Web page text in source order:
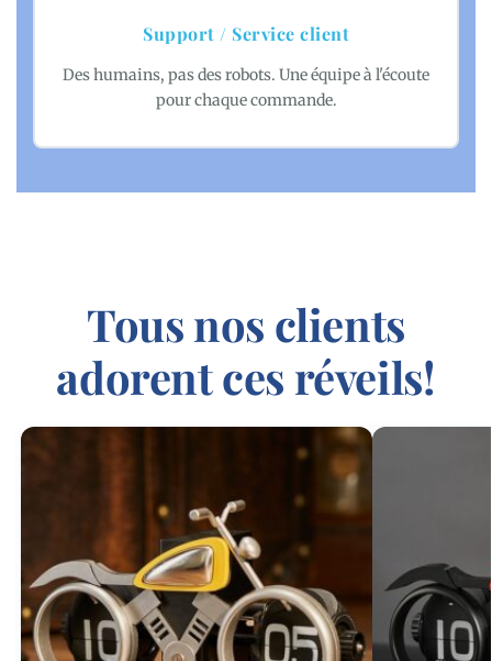
Support / Service client
Des humains, pas des robots. Une équipe à l'écoute
pour chaque commande.
Tous nos clients
adorent ces réveils!